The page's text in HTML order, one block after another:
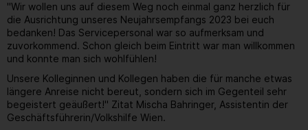
"Wir wollen uns auf diesem Weg noch einmal ganz herzlich für
die Ausrichtung unseres Neujahrsempfangs 2023 bei euch
bedanken! Das Servicepersonal war so aufmerksam und
zuvorkommend. Schon gleich beim Eintritt war man willkommen
und konnte man sich wohlfühlen!
Unsere Kolleginnen und Kollegen haben die für manche etwas
längere Anreise nicht bereut, sondern sich im Gegenteil sehr
begeistert geäußert!" Zitat Mischa Bahringer, Assistentin der
Geschäftsführerin/Volkshilfe Wien.